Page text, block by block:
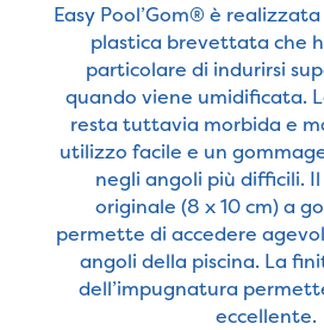
Easy Pool’Gom® è
plastica brevettata che
particolare di indurirsi
quando viene umidificata.
resta tuttavia morbida e
utilizzo facile e un
negli angoli più difficili.
originale (8 x 10 cm) a
permette di accedere
angoli della piscina. La
dell’impugnatura
eccellente.